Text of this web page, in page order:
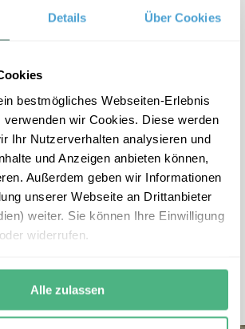
Details Über Cookies
bestmögliches Webseiten-Erlebnis
verwenden wir Cookies. Diese werden
Ihr Nutzerverhalten analysieren und
und Anzeigen anbieten können,
Außerdem geben wir Informationen
unserer Webseite an Drittanbieter
weiter. Sie können Ihre Einwilligung
widerrufen.
Alle zulassen
erlebe regelmäßig einer neutralen
unserer Reisen und internen
oder per E-Mail Kontakt mit uns auf.
Familienurlaub gemeinsam mit Ihnen
Ihrer Reise
mit Kindern